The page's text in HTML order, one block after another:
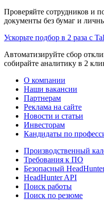
Проверяйте сотрудников и
документы без бумаг и
Ускорьте подбор в 2 раза с
Автоматизируйте сбор
собирайте аналитику в 2
О компании
Наши вакансии
Партнерам
Реклама на сайте
Новости и статьи
Инвесторам
Кандидаты по
Производственный
Требования к ПО
Безопасный
HeadHunter API
Поиск работы
Поиск по резюме